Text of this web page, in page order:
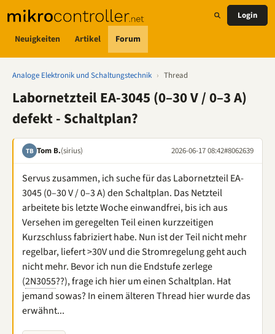
Neuigkeiten Artikel Forum
Login
Analoge Elektronik und Schaltungstechnik › Thread
Labornetzteil EA-3045 (0–30 V / 0–3 A)
defekt - Schaltplan?
TB Tom B.(sirius) 2026-06-17 08:42#8062639
Servus zusammen, ich suche für das Labornetzteil EA-
3045 (0–30 V / 0–3 A) den Schaltplan. Das Netzteil
arbeitete bis letzte Woche einwandfrei, bis ich aus
Versehen im geregelten Teil einen kurzzeitigen
Kurzschluss fabriziert habe. Nun ist der Teil nicht mehr
regelbar, liefert >30V und die Stromregelung geht auch
nicht mehr. Bevor ich nun die Endstufe zerlege
(2N3055??), frage ich hier um einen Schaltplan. Hat
jemand sowas? In einem älteren Thread hier wurde das
erwähnt...